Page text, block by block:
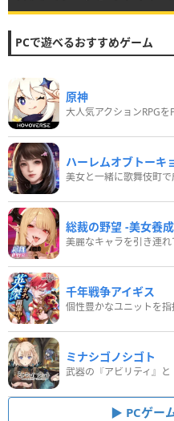
PCで遊べるおすすめゲーム
原神
大人気アクションRPGを
ハーレムオブトーキ
美女と一緒に歌舞伎町で
総裁の野望 -美女養
美麗なキャラを引き連
千年戦争アイギス
個性豊かなユニットを指
ミナシゴノシゴト
PCゲー